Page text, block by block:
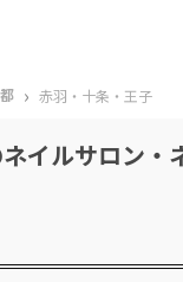
› 赤羽・十条・王子
イルサロン・